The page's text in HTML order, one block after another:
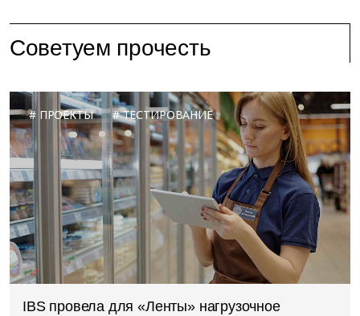
Советуем прочесть
ПРОЕКТЫ ТЕСТИРОВАНИЕ
IBS провела для «Ленты» нагрузочное